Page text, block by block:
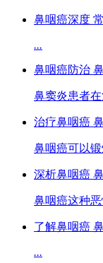
鼻咽癌深度
...
鼻咽癌防治
鼻窦炎患者
治疗鼻咽癌
鼻咽癌可以
深析鼻咽癌
鼻咽癌这种
了解鼻咽癌
...